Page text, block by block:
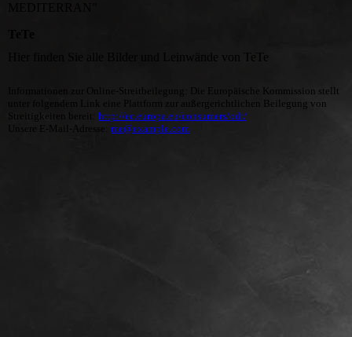
Hier finden Sie alle Bilder und Leinwände von TeTe
Informationen zur Online-Streitbeilegung: Die Europäische Kommission stellt
unter folgendem Link eine Plattform zur außergerichtlichen Beilegung von
Streitigkeiten bereit: http://ec.europa.eu/consumers/odr/
Unsere E-Mail-Adresse: me@example.com